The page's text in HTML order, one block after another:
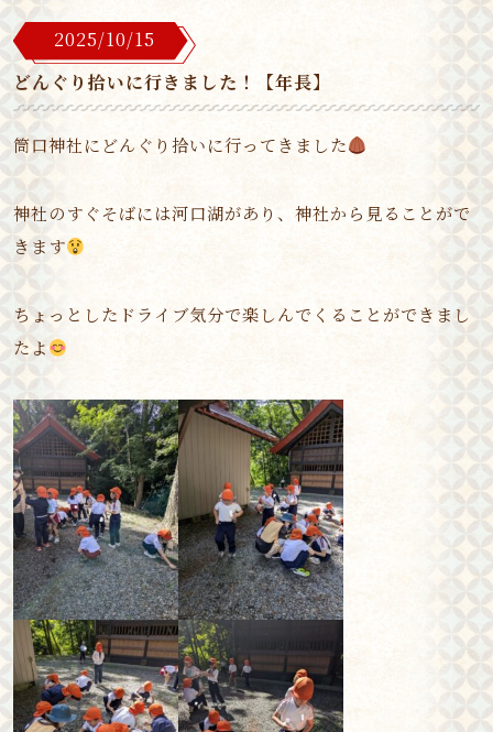
2025/10/15
どんぐり拾いに行きました！【年長】
筒口神社にどんぐり拾いに行ってきました
神社のすぐそばには河口湖があり、神社から見ることがで
きます
ちょっとしたドライブ気分で楽しんでくることができまし
たよ